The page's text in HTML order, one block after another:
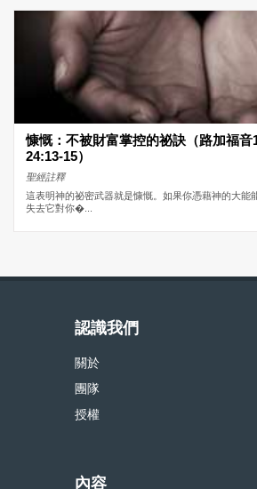
慷慨：不被財富掌控的祕訣（路加福音
24:13-15）
聖經註釋
這表明神的祕密武器就是慷慨。如果你憑藉神的大能
失去它對你�...
認識我們
關於
團隊
授權
內容